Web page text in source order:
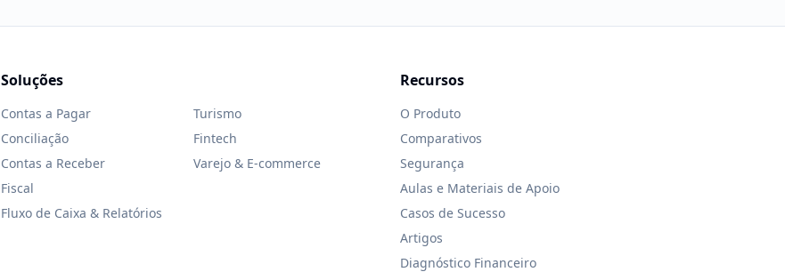
Soluções
Contas a Pagar
Conciliação
Contas a Receber
Fiscal
Fluxo de Caixa & Relatórios
Turismo
Fintech
Varejo & E-commerce
Recursos
O Produto
Comparativos
Segurança
Aulas e Materiais de Apoio
Casos de Sucesso
Artigos
Diagnóstico Financeiro